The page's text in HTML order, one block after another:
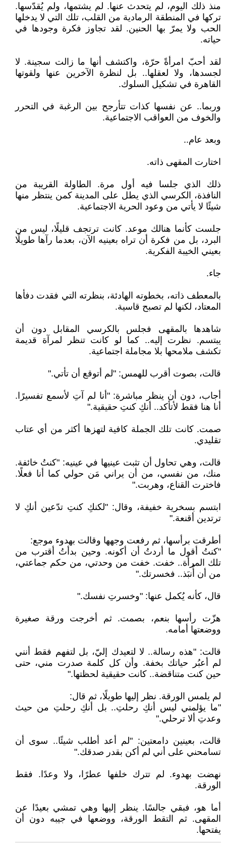
منذ ذلك اليوم، لم يتحدث عنها. لم يشتمها، ولم يُقدّسها.
تركها في المنطقة الرمادية من القلب، تلك التي لا يدخلها
الحب ولا يمرّ بها الحنين. لقد تجاوز فكرة وجودها في
حياته.
لقد أحبّ امرأةً حرّة، واكتشف أنها ما زالت سجينة. لا
لجسدها، ولا لعقلها.. بل لنظرة الآخرين عنها ولقوتها
القاهرة في تشكيل السلوك.
وربما.. عن نفسها كذات تتأرجح بين الرغبة في التحرر
والخوف من العواقب الاجتماعية.
وبعد عام..
اختارت المقهى ذاته.
ذلك الذي جلسا فيه أول مرة. الطاولة القريبة من
النافذة، الكرسي الذي يطل على المدينة كمن ينتظر منها
شيئًا لا يأتي من وعود الحرية الاجتماعية.
جلست كأنما هنالك موعد. كانت ترتجف قليلًا، ليس من
البرد، بل من فكرة أن تراه بعينيه الآن، بعدما رآها طويلًا
بعيني الخيبة الفكرية.
جاء.
بالمعطف ذاته، بخطوته الهادئة، بنظرته التي فقدت دفأها
المعتاد، لكنها لم تصبح قاسية.
شاهدها بالمقهى فجلس بالكرسي المقابل دون أن
يبتسم. نظرت إليه.. كما لو كانت تنظر لمرآة قديمة
تكشف ملامحها بلا مجاملة اجتماعية.
قالت، بصوت أقرب للهمس: "لم أتوقع أن تأتي."
أجاب، دون أن ينظر مباشرة: "أنا لم آتِ لأسمع تفسيرًا.
أنا هنا فقط لأتأكد.. أنكِ كنتِ حقيقية."
صمت. كانت تلك الجملة كافية لتهزها أكثر من أي عتاب
تقليدي.
قالت، وهي تحاول أن تثبت عينيها في عينيه: "كنتُ خائفة.
منك، من نفسي، من أن يراني مَن حولي كما أنا فعلًا.
فاخترت القناع، وهربت."
ابتسم بسخرية خفيفة، وقال: "لكنكِ كنتِ تدّعين أنكِ لا
ترتدين أقنعة."
أطرقت برأسها، ثم رفعت وجهها وقالت بهدوء موجع:
"كنتُ أقول ما أردتُ أن أكونه. وحين بدأتُ أقترب من
تلك المرأة.. خفت. خفت من وحدتي، من حكم جماعتي،
من أن أُنبَذ.. فخسرتك."
قال، كأنه يُكمل عنها: "وخسرتِ نفسك."
هزّت رأسها بنعم، بصمت. ثم أخرجت ورقة صغيرة
ووضعتها أمامه.
قالت: "هذه رسالة.. لا لتعيدك إليّ، بل لتفهم فقط أنني
لم أعبُر حياتك بخفة. وأن كل كلمة صدرت مني، حتى
حين كنت متناقضة.. كانت حقيقية لحظتها."
لم يلمس الورقة. نظر إليها طويلًا، ثم قال:
"ما يؤلمني ليس أنكِ رحلتِ.. بل أنكِ رحلتِ من حيث
وعدتِ ألا ترحلي."
قالت، بعينين دامعتين: "لم أعد أطلب شيئًا.. سوى أن
تسامحني على أني لم أكن بقدر صدقك."
نهضت بهدوء. لم تترك خلفها عطرًا، ولا وعدًا. فقط
الورقة.
أما هو، فبقي جالسًا. ينظر إليها وهي تمشي بعيدًا عن
المقهى. ثم التقط الورقة، ووضعها في جيبه دون أن
يفتحها.